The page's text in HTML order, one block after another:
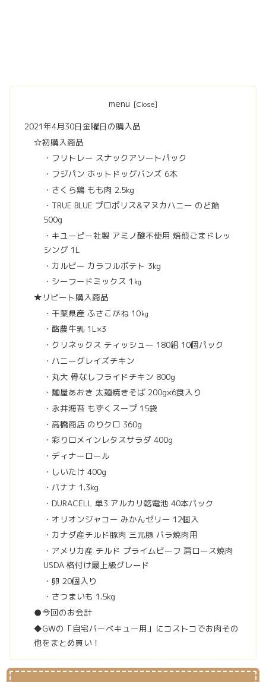
menu
2021年4月30日金曜日の購入品
☆初購入商品
・フリトレー スナックアソートパック
・フジパン ホットドッグバンズ 6本
・さくら鶏 もも肉 2.5kg
・TRUE BLUE プロポリス&マヌカハニー のど飴
500g
・キユーピー社製 アミノ酸不使用 焙煎ごまドレッ
シング 1L
・カルビー カラフルポテト 3kg
・シーフードミックス 1㎏
★リピート購入商品
・千葉県産 ふさこがね 10㎏
・酪農牛乳 1L×3
・クリネックス ティッシュー 180組 10個パック
・ハニーグレイズチキン
・丸大 骨なしフライドチキン 800g
・麵屋あおき 太麺焼きそば 200g×6食入り
・永井海苔 もずくスープ 15袋
・高橋商店 のりクロ 360g
・彩りロメインレタスサラダ 400g
・ディナーロール
・しいたけ 400g
・バナナ 1.3kg
・DURACELL 単3 アルカリ乾電池 40本パック
・オリオンジャコー みかんゼリー 12個入
・カナダ産チルド豚肉 三元豚 バラ焼肉用
・アメリカ産 チルド プライムビーフ 肩ロース焼肉
USDA 格付け最上級グレード
・卵 20個入り
・さつまいも 1.5kg
●今回のお会計
◆GWの「自宅バーベキュー用」にコストコでお肉その
他をまとめ買い！